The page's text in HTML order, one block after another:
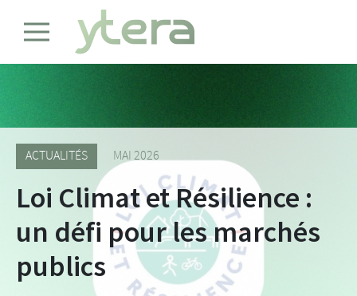
ACTUALITÉS MAI 2026
Loi Climat et Résilience :
un défi pour les marchés
publics